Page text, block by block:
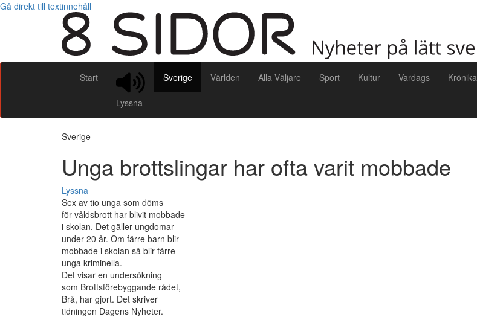
Gå direkt till textinnehåll
Start
Lyssna
Sverige Världen Alla Väljare Sport Kultur Vardags Krönika
Sverige
Unga brottslingar har ofta varit mobbade
Lyssna
Sex av tio unga som döms
för våldsbrott har blivit mobbade
i skolan. Det gäller ungdomar
under 20 år. Om färre barn blir
mobbade i skolan så blir färre
unga kriminella.
Det visar en undersökning
som Brottsförebyggande rådet,
Brå, har gjort. Det skriver
tidningen Dagens Nyheter.